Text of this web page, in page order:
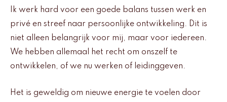
Ik werk hard voor een goede balans tussen werk en
privé en streef naar persoonlijke ontwikkeling. Dit is
niet alleen belangrijk voor mij, maar voor iedereen.
We hebben allemaal het recht om onszelf te
ontwikkelen, of we nu werken of leidinggeven.
Het is geweldig om nieuwe energie te voelen door